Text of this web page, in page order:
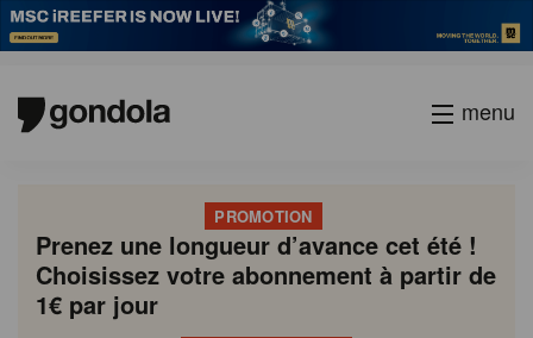
menu
PROMOTION
Prenez une longueur d’avance cet été !
Choisissez votre abonnement à partir de
1€ par jour